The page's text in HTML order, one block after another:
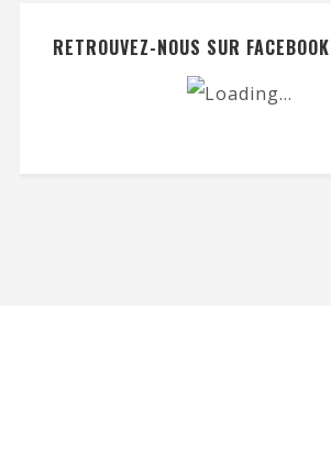
RETROUVEZ-NOUS SUR FACEBOOK